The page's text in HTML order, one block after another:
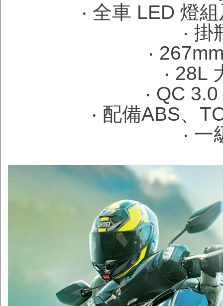
‧ 全車 LED 燈
‧ 掛
‧
‧ 28L
‧ QC
‧ 配備ABS、
‧ 一